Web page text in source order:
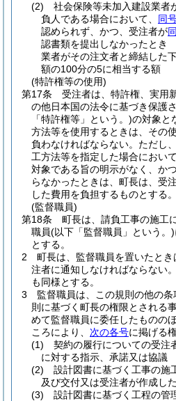
(2)
社会保険等未加入建設業者
負人である場合において、 同
認められず、かつ、受注者が
認書類を提出しなかったとき
業者がその注文者と締結した
額の100分の5に相当する額
(特許権等の使用)
第17条
受注者は、特許権、実用
の他日本国の法令に基づき保護
「特許権等」という。)の対象と
方法等を使用するときは、その
負わなければならない。 ただし
工方法等を指定した場合におい
対象である旨の明示がなく、か
らなかったときは、町長は、受
した費用を負担するものとする。
(監督職員)
第18条
町長は、請負工事の施工
職員(以下「監督職員」という。)
とする。
2
町長は、監督職員を置いたと
注者に通知しなければならない。
も同様とする。
3
監督職員は、この規則の他の
則に基づく町長の権限とされる
めて監督職員に委任したものの
ころにより、 次の各号に掲げる
(1)
契約の履行についての受注
に対する指示、承諾又は協議
(2)
設計図書に基づく工事の施
及び交付又は受注者が作成し
(3)
設計図書に基づく工程の管